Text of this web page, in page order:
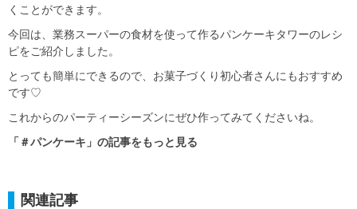
くことができます。
今回は、業務スーパーの食材を使って作るパンケーキタワーのレシ
ピをご紹介しました。
とっても簡単にできるので、お菓子づくり初心者さんにもおすすめ
です♡
これからのパーティーシーズンにぜひ作ってみてくださいね。
「＃パンケーキ」の記事をもっと見る
関連記事